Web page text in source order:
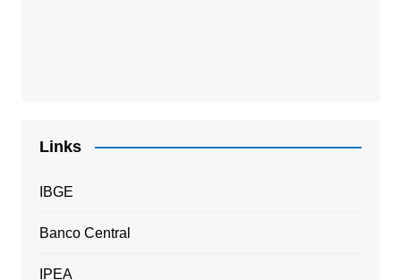
Links
IBGE
Banco Central
IPEA